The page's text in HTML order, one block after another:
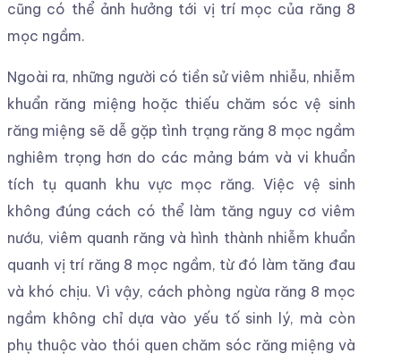
cũng có thể ảnh hưởng tới vị trí mọc của răng 8
mọc ngầm.
Ngoài ra, những người có tiền sử viêm nhiễu, nhiễm
khuẩn răng miệng hoặc thiếu chăm sóc vệ sinh
răng miệng sẽ dễ gặp tình trạng răng 8 mọc ngầm
nghiêm trọng hơn do các mảng bám và vi khuẩn
tích tụ quanh khu vực mọc răng. Việc vệ sinh
không đúng cách có thể làm tăng nguy cơ viêm
nướu, viêm quanh răng và hình thành nhiễm khuẩn
quanh vị trí răng 8 mọc ngầm, từ đó làm tăng đau
và khó chịu. Vì vậy, cách phòng ngừa răng 8 mọc
ngầm không chỉ dựa vào yếu tố sinh lý, mà còn
phụ thuộc vào thói quen chăm sóc răng miệng và